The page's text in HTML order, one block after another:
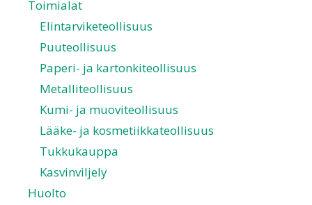
Toimialat
Elintarviketeollisuus
Puuteollisuus
Paperi- ja kartonkiteollisuus
Metalliteollisuus
Kumi- ja muoviteollisuus
Lääke- ja kosmetiikkateollisuus
Tukkukauppa
Kasvinviljely
Huolto